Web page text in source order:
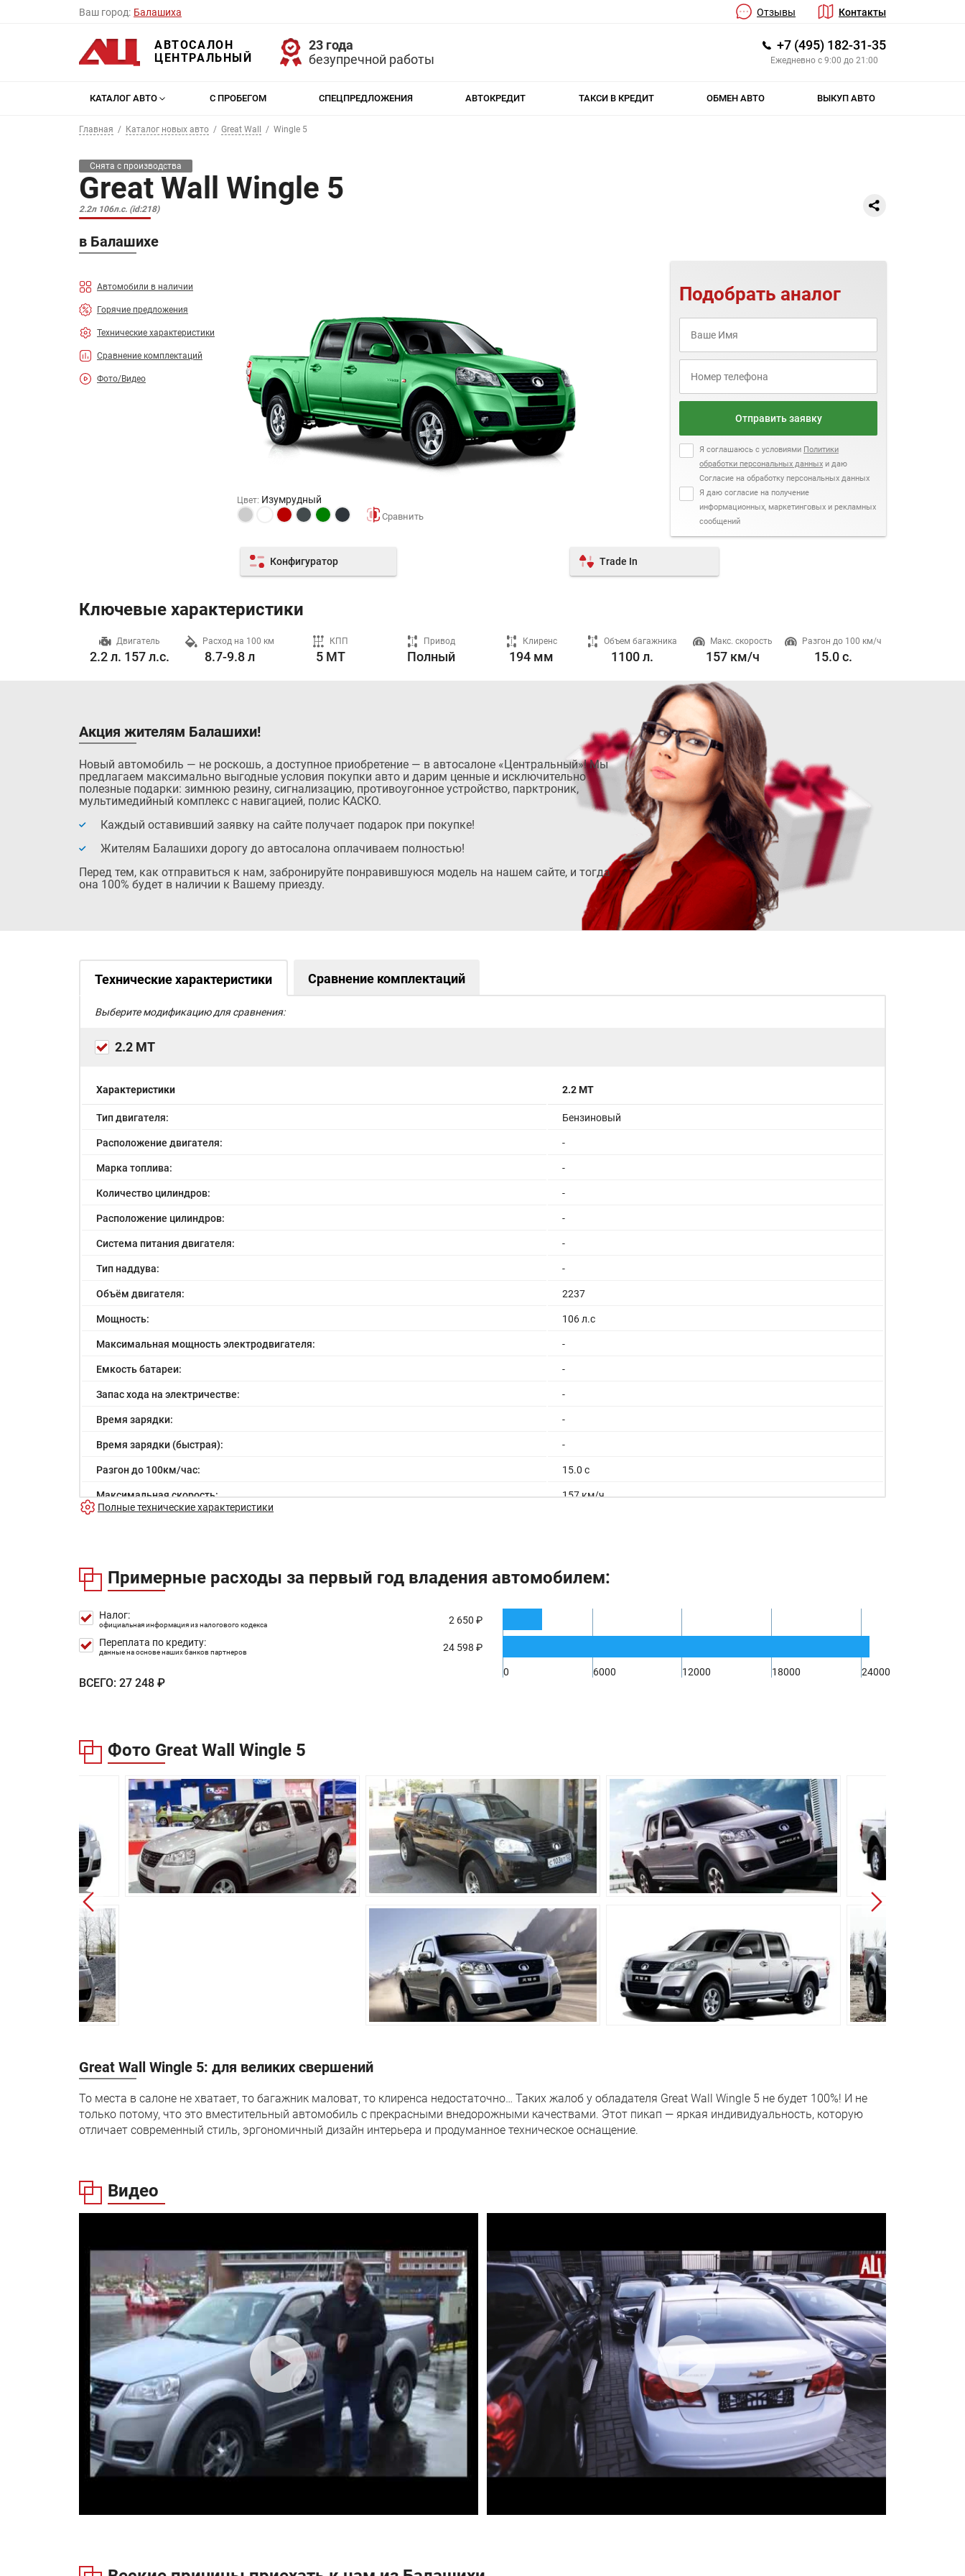
Ваш город: Балашиха Отзывы Контакты
АВТОСАЛОН
ЦЕНТРАЛЬНЫЙ
23 года
безупречной работы
+7 (495) 182-31-35
Ежедневно с 9:00 до 21:00
КАТАЛОГ АВТО С ПРОБЕГОМ СПЕЦПРЕДЛОЖЕНИЯ АВТОКРЕДИТ ТАКСИ В КРЕДИТ ОБМЕН АВТО ВЫКУП АВТО
Главная Каталог новых авто Great Wall Wingle 5
Снята с производства
Great Wall Wingle 5
2.2л 106л.с. (id:218)
в Балашихе
Автомобили в наличии
Горячие предложения
Технические характеристики
Сравнение комплектаций
Фото/Видео
Цвет: Изумрудный
Подобрать аналог
Отправить заявку
Я соглашаюсь с условиями Политики
обработки персональных данных и даю
Согласие на обработку персональных данных
Я даю согласие на получение
информационных, маркетинговых и рекламных
сообщений
Конфигуратор Trade In
Ключевые характеристики
Двигатель
2.2 л. 157 л.с.
Расход на 100 км
8.7-9.8 л
КПП
5 MT
Привод
Полный
Клиренс
194 мм
Объем багажника
1100 л.
Макс. скорость
157 км/ч
Разгон до 100 км/ч
15.0 с.
Акция жителям Балашихи!
Новый автомобиль — не роскошь, а доступное приобретение — в автосалоне «Центральный»! Мы
предлагаем максимально выгодные условия покупки авто и дарим ценные и исключительно
полезные подарки: зимнюю резину, сигнализацию, противоугонное устройство, парктроник,
мультимедийный комплекс с навигацией, полис КАСКО.
Каждый оставивший заявку на сайте получает подарок при покупке!
Жителям Балашихи дорогу до автосалона оплачиваем полностью!
Перед тем, как отправиться к нам, забронируйте понравившуюся модель на нашем сайте, и тогда
она 100% будет в наличии к Вашему приезду.
Технические характеристики Сравнение комплектаций
Выберите модификацию для сравнения:
2.2 MT
Характеристики 2.2 MT
Тип двигателя: Бензиновый
Расположение двигателя: -
Марка топлива: -
Количество цилиндров: -
Расположение цилиндров: -
Система питания двигателя: -
Тип наддува: -
Объём двигателя: 2237
Мощность: 106 л.с
Максимальная мощность электродвигателя: -
Емкость батареи: -
Запас хода на электричестве: -
Время зарядки: -
Время зарядки (быстрая): -
Разгон до 100км/час: 15.0 с
Максимальная скорость: 157 км/ч
Расход в смешанном цикле:
Длина:
Ширина:
1730 мм
Масса:
Трансмиссия: Механическая
Привод: Полный
Передняя подвеска: Независимая - многорычажная
Задняя подвеска: Зависимая
Задние тормоза: Барабанные
Гарантия: 3 года или 100 000 км пробега
Полные технические характеристики
Примерные расходы за первый год владения автомобилем:
Налог:
официальная информация из налогового кодекса
2 650 ₽
Переплата по кредиту:
данные на основе наших банков партнеров 24 598 ₽
0 6000 12000 18000 24000
ВСЕГО: 27 248 ₽
Фото Great Wall Wingle 5
Great Wall Wingle 5: для великих свершений
То места в салоне не хватает, то багажник маловат, то клиренса недостаточно… Таких жалоб у обладателя Great Wall Wingle 5 не будет 100%! И не
только потому, что это вместительный автомобиль с прекрасными внедорожными качествами. Этот пикап — яркая индивидуальность, которую
отличает современный стиль, эргономичный дизайн интерьера и продуманное техническое оснащение.
Видео